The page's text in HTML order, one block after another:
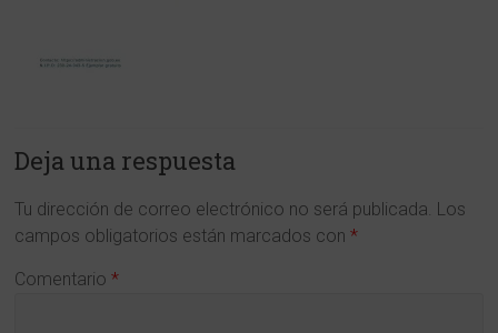
en
de
la
Región
de
Deja una respuesta
Tu dirección de correo electrónico no será publicada. Los
campos obligatorios están marcados con*
Comentario*